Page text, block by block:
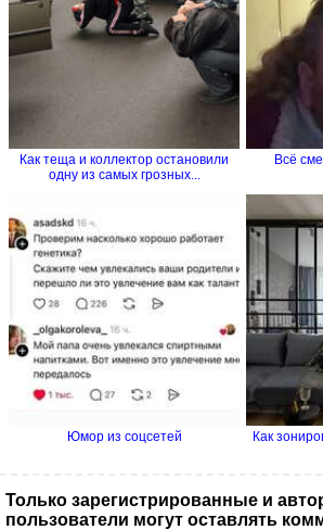
Как теща и коллектор остановили
одну из самых грозных...
Всё
Юмор из соцсетей Как
Только зарегистрированные и
пользователи могут оставлять